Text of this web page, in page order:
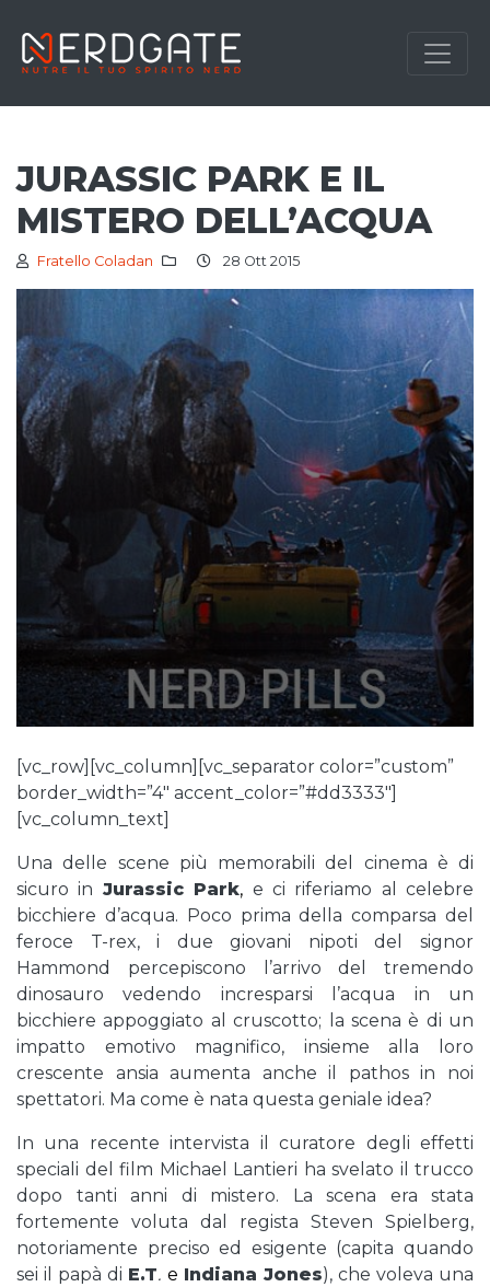
JURASSIC PARK E IL
MISTERO DELL’ACQUA
Fratello Coladan 28 Ott 2015
[vc_row][vc_column][vc_separator color=”custom”
border_width=”4″ accent_color=”#dd3333″]
[vc_column_text]
Una delle scene più memorabili del cinema è di
sicuro in Jurassic Park, e ci riferiamo al celebre
bicchiere d’acqua. Poco prima della comparsa del
feroce T-rex, i due giovani nipoti del signor
Hammond percepiscono l’arrivo del tremendo
dinosauro vedendo incresparsi l’acqua in un
bicchiere appoggiato al cruscotto; la scena è di un
impatto emotivo magnifico, insieme alla loro
crescente ansia aumenta anche il pathos in noi
spettatori. Ma come è nata questa geniale idea?
In una recente intervista il curatore degli effetti
speciali del film Michael Lantieri ha svelato il trucco
dopo tanti anni di mistero. La scena era stata
fortemente voluta dal regista Steven Spielberg,
notoriamente preciso ed esigente (capita quando
sei il papà di E.T. e Indiana Jones), che voleva una